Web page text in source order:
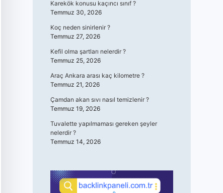
Karekök konusu kaçıncı sınıf ?
Temmuz 30, 2026
Koç neden sinirlenir ?
Temmuz 27, 2026
Kefil olma şartları nelerdir ?
Temmuz 25, 2026
Araç Ankara arası kaç kilometre ?
Temmuz 21, 2026
Çamdan akan sıvı nasıl temizlenir ?
Temmuz 19, 2026
Tuvalette yapılmaması gereken şeyler
nelerdir ?
Temmuz 14, 2026